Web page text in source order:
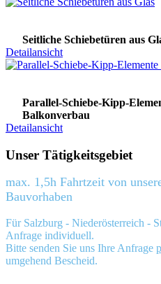
Seitliche Schiebetüren aus
Detailansicht
Parallel-Schiebe-Kipp-
Balkonverbau
Detailansicht
Unser Tätigkeitsgebiet
max. 1,5h Fahrtzeit von
Bauvorhaben
Für Salzburg - Niederösterreich -
Anfrage individuell.
Bitte senden Sie uns Ihre Anfrage
umgehend Bescheid.